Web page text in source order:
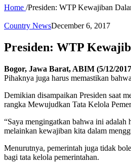
Home /Presiden: WTP Kewajiban
Country NewsDecember 6, 2017
Presiden: WTP
Bogor, Jawa Barat, ABIM (5/12/
Pihaknya juga harus memastikan
Demikian disampaikan Presiden saat
rangka Mewujudkan Tata Kelola
“Saya mengingatkan bahwa ini adalah
melainkan kewajiban kita dalam
Menurutnya, pemerintah juga tidak
bagi tata kelola pemerintahan.